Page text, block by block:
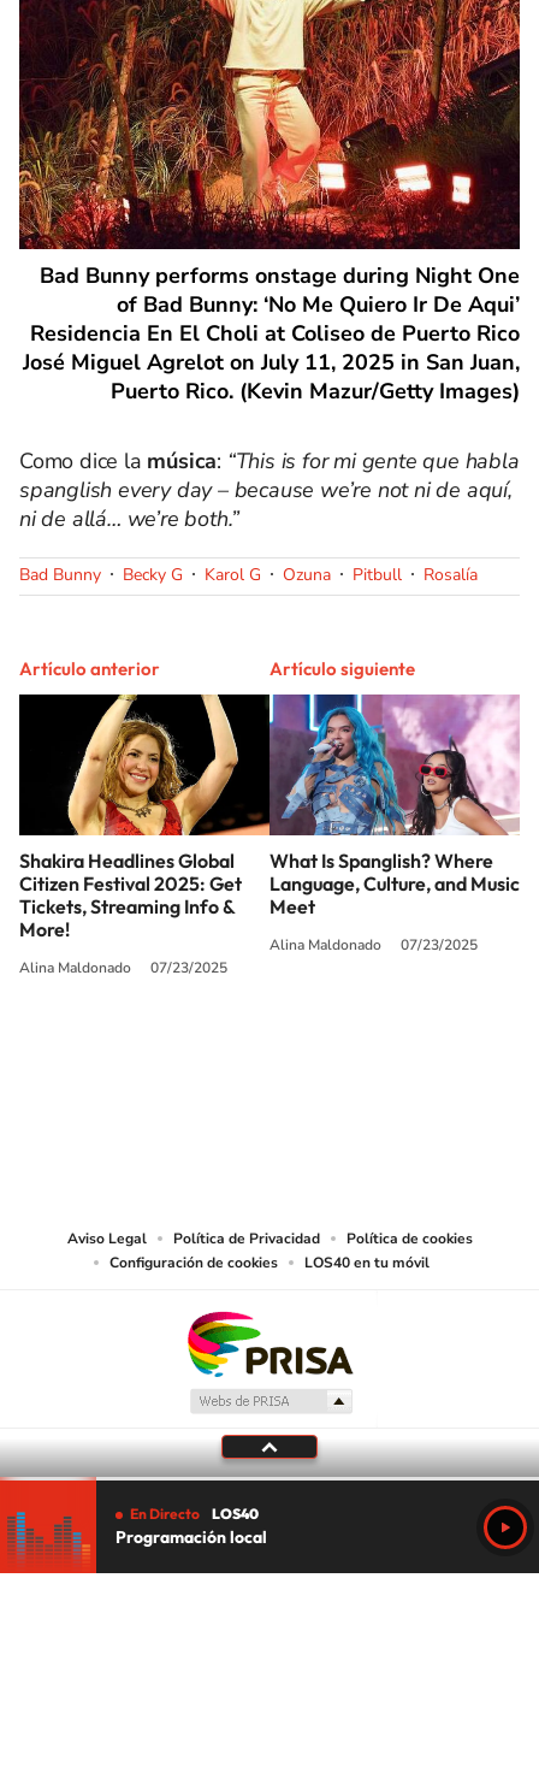
Bad Bunny performs onstage during Night One
of Bad Bunny: ‘No Me Quiero Ir De Aqui’
Residencia En El Choli at Coliseo de Puerto Rico
José Miguel Agrelot on July 11, 2025 in San Juan,
Puerto Rico. (Kevin Mazur/Getty Images)
Como dice la música: “This is for mi gente que habla
spanglish every day – because we’re not ni de aquí,
ni de allá… we’re both.”
Bad Bunny Becky G Karol G Ozuna Pitbull Rosalía
Artículo anterior
Shakira Headlines Global
Citizen Festival 2025: Get
Tickets, Streaming Info &
More!
Alina Maldonado 07/23/2025
Artículo siguiente
What Is Spanglish? Where
Language, Culture, and Music
Meet
Alina Maldonado 07/23/2025
Aviso Legal Política de Privacidad
Política de cookies
Configuración de cookies
LOS40 en tu móvil
En Directo LOS40
Programación local